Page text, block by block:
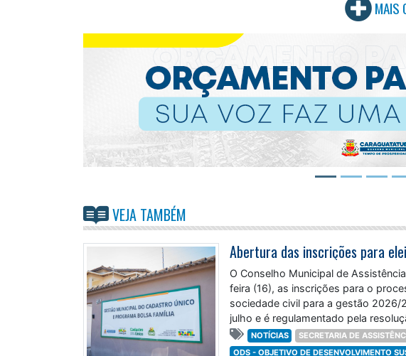
MAIS
VEJA TAMBÉM
O Conselho Municipal de
feira (16), as inscrições para o
sociedade civil para a gestão
julho e é regulamentado pela
NOTÍCIAS
SECRETARIA DE
ODS - OBJETIVO DE DESENVOLVIMENTO